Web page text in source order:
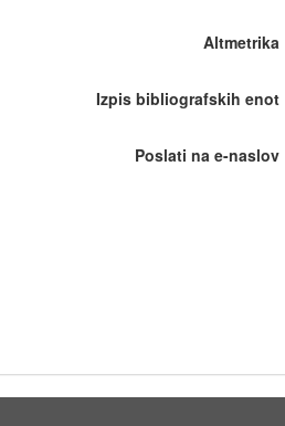
Altmetrika
Izpis bibliografskih enot
Poslati na e-naslov